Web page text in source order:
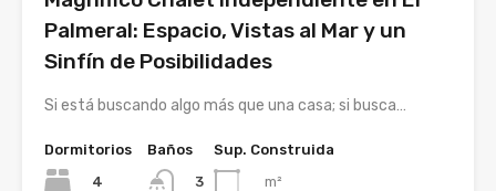
Palmeral: Espacio, Vistas al Mar y un
Sinfín de Posibilidades
Si está buscando algo más que una casa; si busca…
Dormitorios
4
Baños
3
Sup. Construida
m²